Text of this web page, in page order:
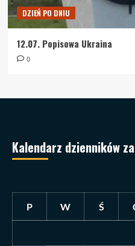
DZIEŃ PO DNIU
12.07. Popisowa Ukraina
0
Kalendarz dzienników
P W Ś